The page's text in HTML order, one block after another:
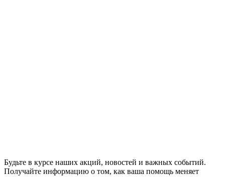
Будьте в курсе наших акций, новостей и важных событий.
Получайте информацию о том, как ваша помощь меняет